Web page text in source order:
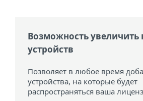
Возможность увеличить
устройств
Позволяет в любое время
устройства, на которые будет
распространяться ваша